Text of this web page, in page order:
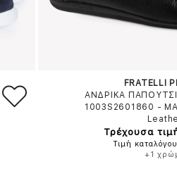
FRATELLI
ΑΝΔΡΙΚΑ
1003S2601860 -
Τρέχουσα
Τιμή
+1